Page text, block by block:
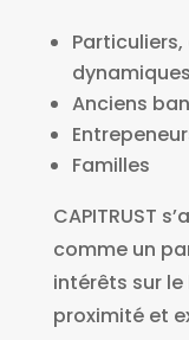
Anciens
Familles
CAPITRUST
comme un
intérêts sur
proximité et